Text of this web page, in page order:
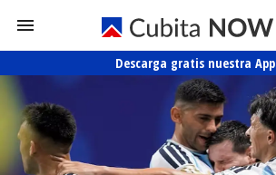
Descarga gratis nuestra App